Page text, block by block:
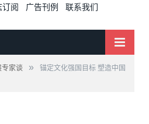
订阅 广告刊例 联系我们
专家谈 »
锚定文化强国目标 塑造中国